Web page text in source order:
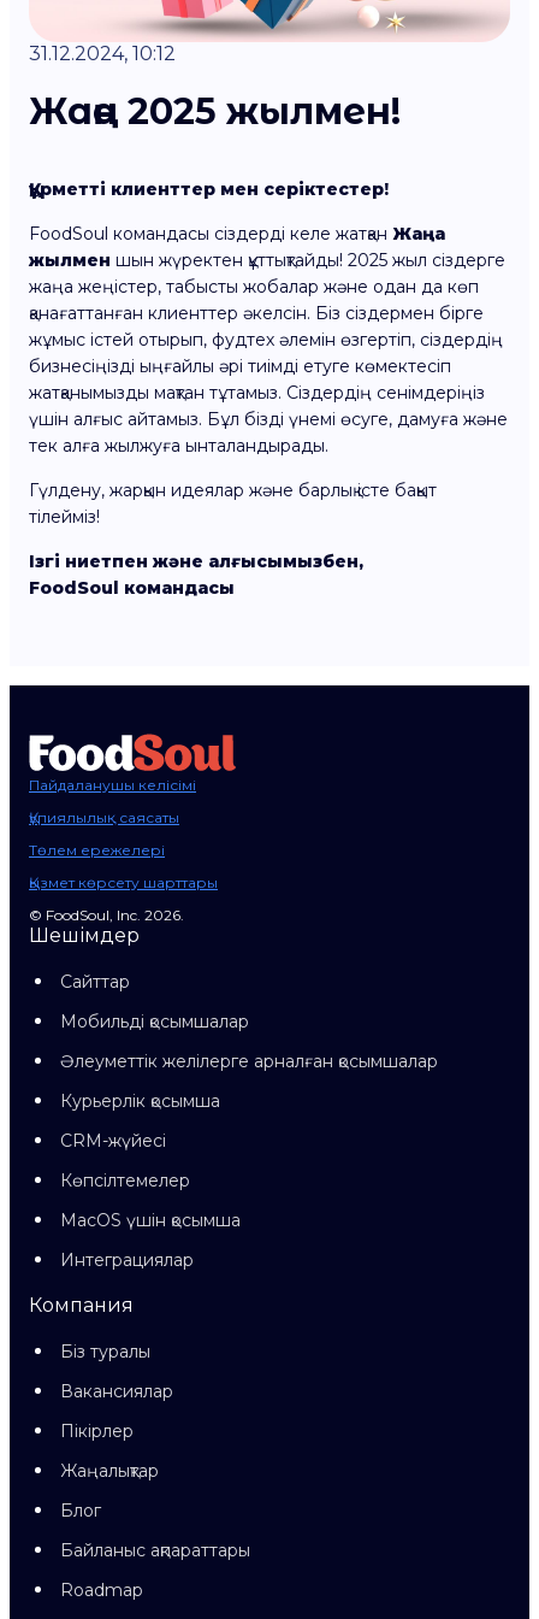
31.12.2024, 10:12
Жаңа 2025 жылмен!
Құрметті клиенттер мен серіктестер!
FoodSoul командасы сіздерді келе жатқан Жаңа
жылмен шын жүректен құттықтайды! 2025 жыл сіздерге
жаңа жеңістер, табысты жобалар және одан да көп
қанағаттанған клиенттер әкелсін. Біз сіздермен бірге
жұмыс істей отырып, фудтех әлемін өзгертіп, сіздердің
бизнесіңізді ыңғайлы әрі тиімді етуге көмектесіп
жатқанымызды мақтан тұтамыз. Сіздердің сенімдеріңіз
үшін алғыс айтамыз. Бұл бізді үнемі өсуге, дамуға және
тек алға жылжуға ынталандырады.
Гүлдену, жарқын идеялар және барлық істе бақыт
тілейміз!
Ізгі ниетпен және алғысымызбен,
FoodSoul командасы
Пайдаланушы келісімі
Құпиялылық саясаты
Төлем ережелері
Қызмет көрсету шарттары
© FoodSoul, Inc. 2026.
Шешімдер
Сайттар
Мобильді қосымшалар
Әлеуметтік желілерге арналған қосымшалар
Курьерлік қосымша
CRM-жүйесі
Көпсілтемелер
MacOS үшін қосымша
Интеграциялар
Компания
Біз туралы
Вакансиялар
Пікірлер
Жаңалықтар
Блог
Байланыс ақпараттары
Roadmap